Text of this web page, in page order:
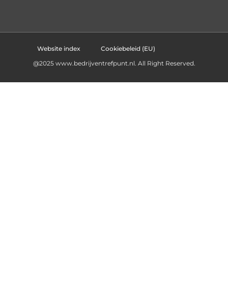
Website index
Cookiebeleid (EU)
@2025 www.bedrijventrefpunt.nl. All Right Reserved.